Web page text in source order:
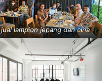
jual lampion jepang dan cina